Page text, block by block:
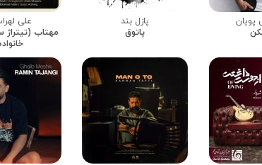
پازل بند
پاتوق
علی
مهتاب (تیتراژ